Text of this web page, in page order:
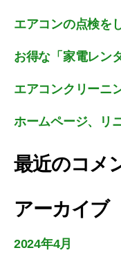
エアコンの点検を
お得な「家電レン
エアコンクリーニ
ホームページ、リ
最近のコメ
アーカイブ
2024年4月